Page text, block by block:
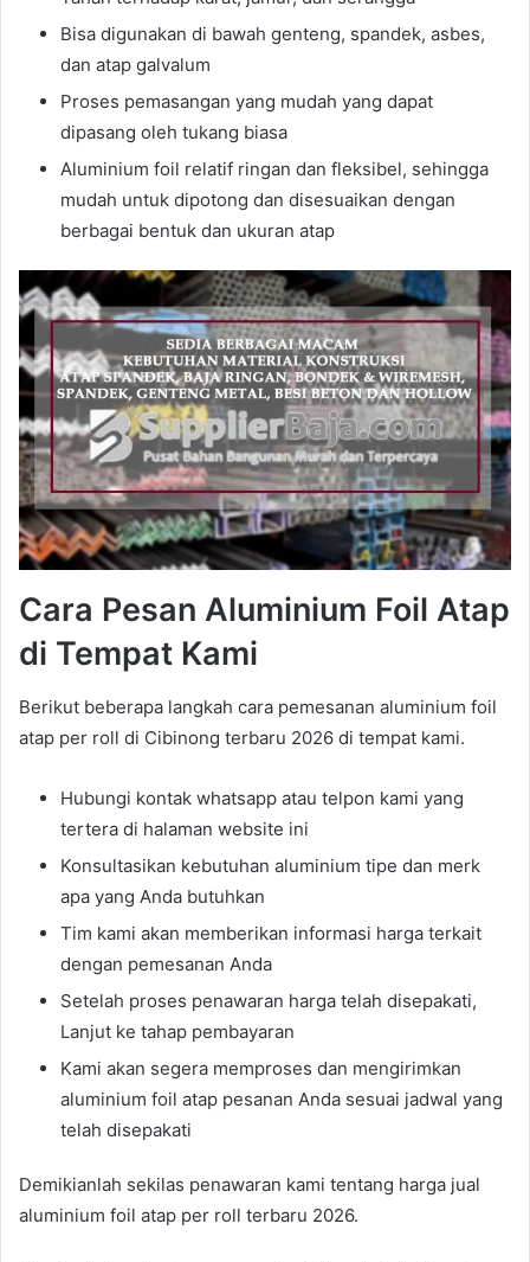
Bisa digunakan di bawah genteng, spandek, asbes,
dan atap galvalum
Proses pemasangan yang mudah yang dapat
dipasang oleh tukang biasa
Aluminium foil relatif ringan dan fleksibel, sehingga
mudah untuk dipotong dan disesuaikan dengan
berbagai bentuk dan ukuran atap
Cara Pesan Aluminium Foil Atap
di Tempat Kami
Berikut beberapa langkah cara pemesanan aluminium foil
atap per roll di Cibinong terbaru 2026 di tempat kami.
Hubungi kontak whatsapp atau telpon kami yang
tertera di halaman website ini
Konsultasikan kebutuhan aluminium tipe dan merk
apa yang Anda butuhkan
Tim kami akan memberikan informasi harga terkait
dengan pemesanan Anda
Setelah proses penawaran harga telah disepakati,
Lanjut ke tahap pembayaran
Kami akan segera memproses dan mengirimkan
aluminium foil atap pesanan Anda sesuai jadwal yang
telah disepakati
Demikianlah sekilas penawaran kami tentang harga jual
aluminium foil atap per roll terbaru 2026.